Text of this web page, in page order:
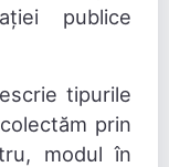
publice
tipurile
prin
modul în